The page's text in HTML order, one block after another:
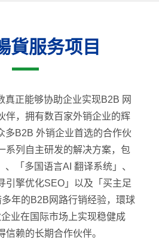
貨服务项目
真正能够协助企业实现B2B 网
伴，拥有数百家外销企业的辉
多B2B 外销企业首选的合作伙
系列自主研发的解决方案，包
「多国语言AI 翻译系统」、
引擎优化SEO」以及「买主足
年的B2B网路行销经验，環球
业在国际市场上实现稳健成
信赖的长期合作伙伴。